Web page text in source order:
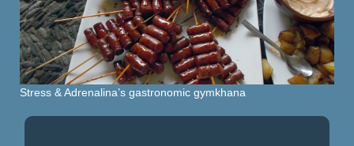
Stress & Adrenalina’s gastronomic gymkhana